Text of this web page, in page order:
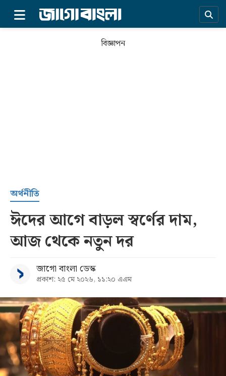
সর্বশেষ
বিভাগ
আর্কাইভ
কনভার্টার
বিজ্ঞাপন
অর্থনীতি
ঈদের আগে বাড়ল স্বর্ণের দাম,
আজ থেকে নতুন দর
জাগো বাংলা ডেস্ক
প্রকাশ: ২৫ মে ২০২৬, ১১:২০ এএম